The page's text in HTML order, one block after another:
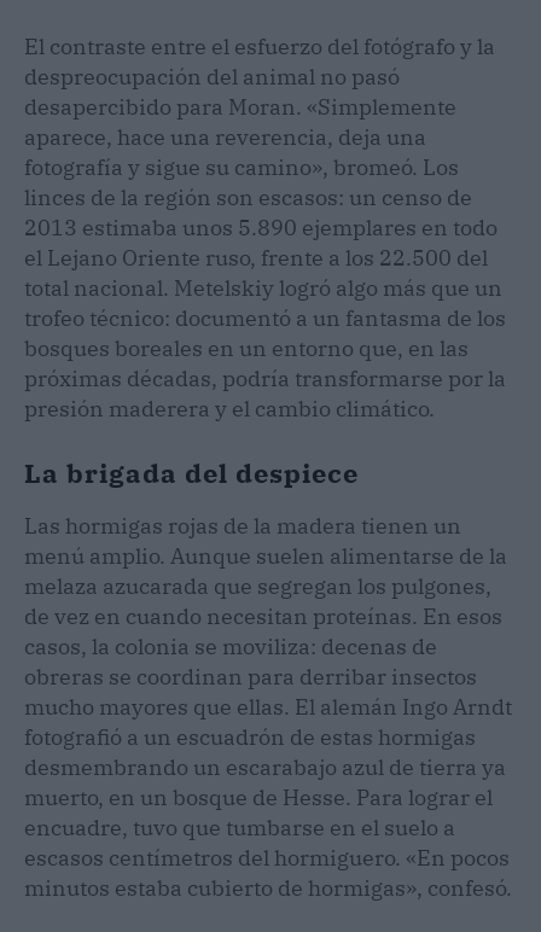
El contraste entre el esfuerzo del fotógrafo y la
despreocupación del animal no pasó
desapercibido para Moran. «Simplemente
aparece, hace una reverencia, deja una
fotografía y sigue su camino», bromeó. Los
linces de la región son escasos: un censo de
2013 estimaba unos 5.890 ejemplares en todo
el Lejano Oriente ruso, frente a los 22.500 del
total nacional. Metelskiy logró algo más que un
trofeo técnico: documentó a un fantasma de los
bosques boreales en un entorno que, en las
próximas décadas, podría transformarse por la
presión maderera y el cambio climático.
La brigada del despiece
Las hormigas rojas de la madera tienen un
menú amplio. Aunque suelen alimentarse de la
melaza azucarada que segregan los pulgones,
de vez en cuando necesitan proteínas. En esos
casos, la colonia se moviliza: decenas de
obreras se coordinan para derribar insectos
mucho mayores que ellas. El alemán Ingo Arndt
fotografió a un escuadrón de estas hormigas
desmembrando un escarabajo azul de tierra ya
muerto, en un bosque de Hesse. Para lograr el
encuadre, tuvo que tumbarse en el suelo a
escasos centímetros del hormiguero. «En pocos
minutos estaba cubierto de hormigas», confesó.